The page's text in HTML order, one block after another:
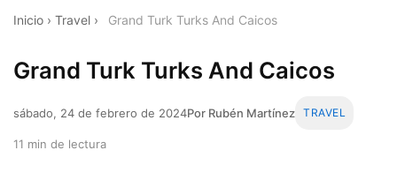
Inicio › Travel › Grand Turk Turks And Caicos
Grand Turk Turks And Caicos
sábado, 24 de febrero de 2024Por Rubén Martínez TRAVEL
11 min de lectura